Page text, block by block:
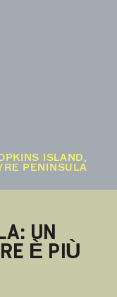
ISLAND,
PENINSULA
UN
È PIÙ